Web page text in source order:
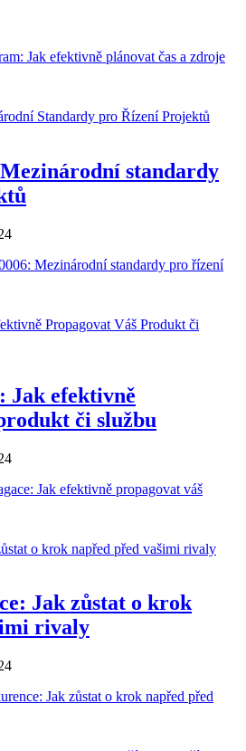
Jak efektivně plánovat čas a zdroje
standardy
Mezinárodní standardy pro řízení
Jak efektivně
či službu
Jak efektivně propagovat váš
Jak zůstat o krok
rivaly
Jak zůstat o krok napřed před